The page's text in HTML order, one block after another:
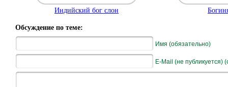
Индийский бог слон
Обсуждение по теме:
Имя (обязательно)
E-Mail (не публикуется)